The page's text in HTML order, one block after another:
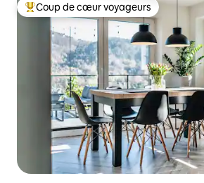
Coups de cœur voyageurs les plus
Coup de cœur voyageurs